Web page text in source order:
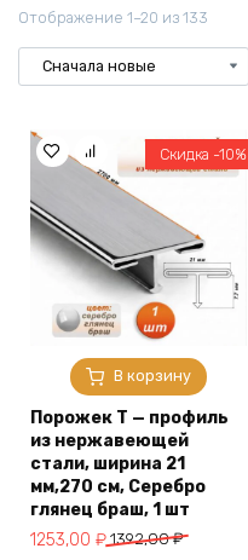
Отображение 1–20 из 133
В корзину
Скидка -10%
Порожек Т — профиль
из нержавеющей
стали, ширина 21
мм,270 см, Серебро
глянец браш, 1 шт
1392,00₽
Первоначальная
1253,00 ₽
Текущая